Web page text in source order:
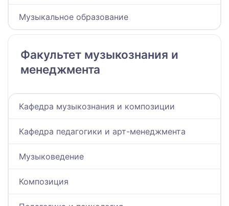
Музыкальное образование
Факультет музыкознания и
менеджмента
Кафедра музыкознания и композиции
Кафедра педагогики и арт-менеджмента
Музыковедение
Композиция